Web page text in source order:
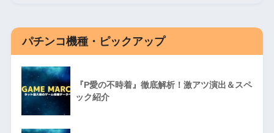
パチンコ機種・ピックアップ
『P愛の不時着』徹底解析！激アツ演出＆スペ
ック紹介